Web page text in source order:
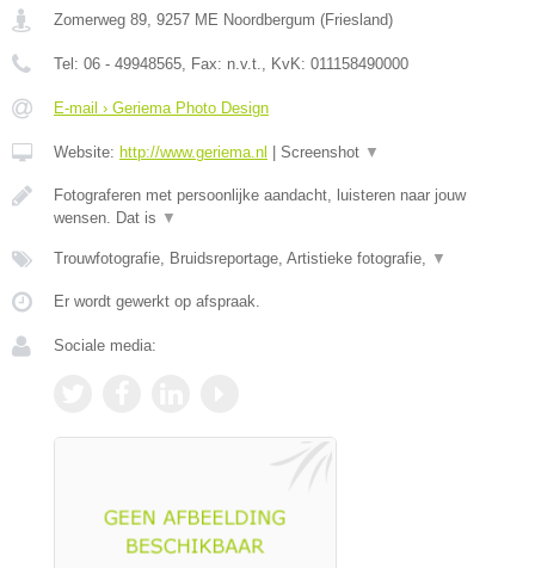
Zomerweg 89 9257 ME Noordbergum (Friesland)
Tel: 06 - 49948565 , Fax: n.v.t. , KvK: 011158490000
E-mail › Geriema Photo Design
Website: http://www.geriema.nl Screenshot ▼
Fotograferen met persoonlijke aandacht, luisteren naar jouw
wensen. Dat is ▼
Trouwfotografie, Bruidsreportage, Artistieke fotografie, ▼
Er wordt gewerkt op afspraak.
Sociale media: